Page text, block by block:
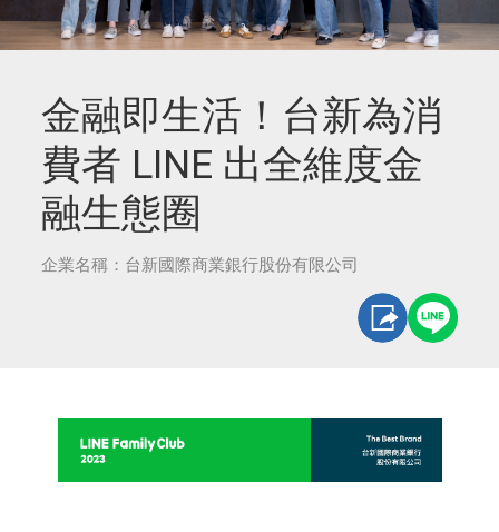
金融即生活！台新為消
費者 LINE 出全維度金
融生態圈
企業名稱：台新國際商業銀行股份有限公司